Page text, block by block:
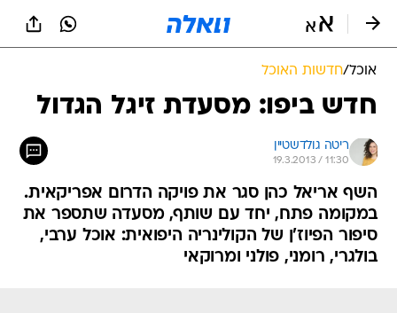
אוכל/חדשות האוכל
חדש ביפו: מסעדת זיגל הגדול
ריטה גולדשטיין
19.3.2013 / 11:30
השף אריאל כהן סגר את פויקה הדרום אפריקאית.
במקומה פתח, יחד עם שותף, מסעדה שתספר את
סיפור הפיוז'ן של הקולינריה היפואית: אוכל ערבי,
בולגרי, רומני, פולני ומרוקאי